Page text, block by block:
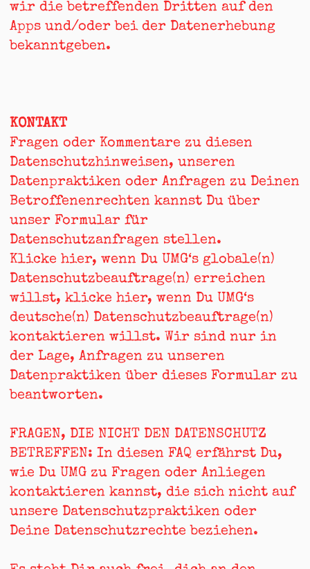
wir die betreffenden Dritten auf den
Apps und/oder bei der Datenerhebung
bekanntgeben.
KONTAKT
Fragen oder Kommentare zu diesen
Datenschutzhinweisen, unseren
Datenpraktiken oder Anfragen zu Deinen
Betroffenenrechten kannst Du über
unser Formular für
Datenschutzanfragen stellen.
Klicke hier, wenn Du UMG‘s globale(n)
Datenschutzbeauftrage(n) erreichen
willst, klicke hier, wenn Du UMG‘s
deutsche(n) Datenschutzbeauftrage(n)
kontaktieren willst. Wir sind nur in
der Lage, Anfragen zu unseren
Datenpraktiken über dieses Formular zu
beantworten.
FRAGEN, DIE NICHT DEN DATENSCHUTZ
BETREFFEN: In diesen FAQ erfährst Du,
wie Du UMG zu Fragen oder Anliegen
kontaktieren kannst, die sich nicht auf
unsere Datenschutzpraktiken oder
Deine Datenschutzrechte beziehen.